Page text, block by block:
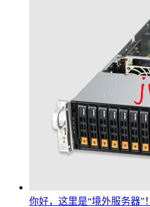
你好，这里是“境外服务器”！